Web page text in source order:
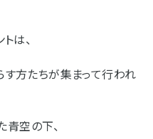
は、
方たちが集まって行われ
青空の下、